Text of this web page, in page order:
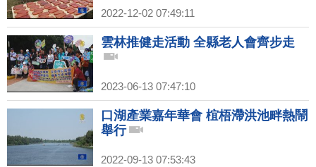
2022-12-02 07:49:11
雲林推健走活動 全縣老人會齊步走
2023-06-13 07:47:10
口湖產業嘉年華會 椬梧滯洪池畔熱鬧
舉行
2022-09-13 07:53:43